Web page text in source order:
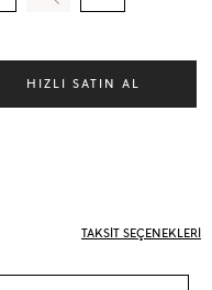
TAKSİT SEÇENEKLERİ